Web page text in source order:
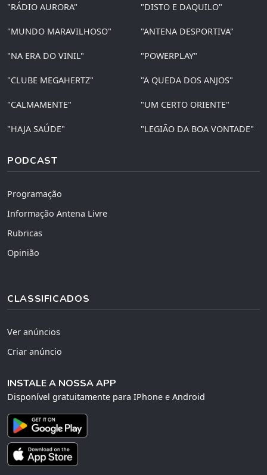
"RÁDIO AURORA" "DISTO E DAQUILO"
"MUNDO MARAVILHOSO" "ANTENA DESPORTIVA"
"NA ERA DO VINIL" "POWERPLAY"
"CLUBE MEGAHERTZ" "A QUEDA DOS ANJOS"
"CALMAMENTE" "UM CERTO ORIENTE"
"HAJA SAÚDE" "LEGIÃO DA BOA VONTADE"
PODCAST
Programação
Informação Antena Livre
Rubricas
Opinião
CLASSIFICADOS
Ver anúncios
Criar anúncio
INSTALE A NOSSA APP
Disponível gratuitamente para IPhone e Android